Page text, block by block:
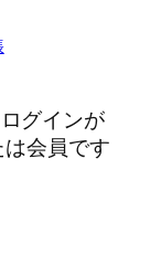
グインが
は会員です